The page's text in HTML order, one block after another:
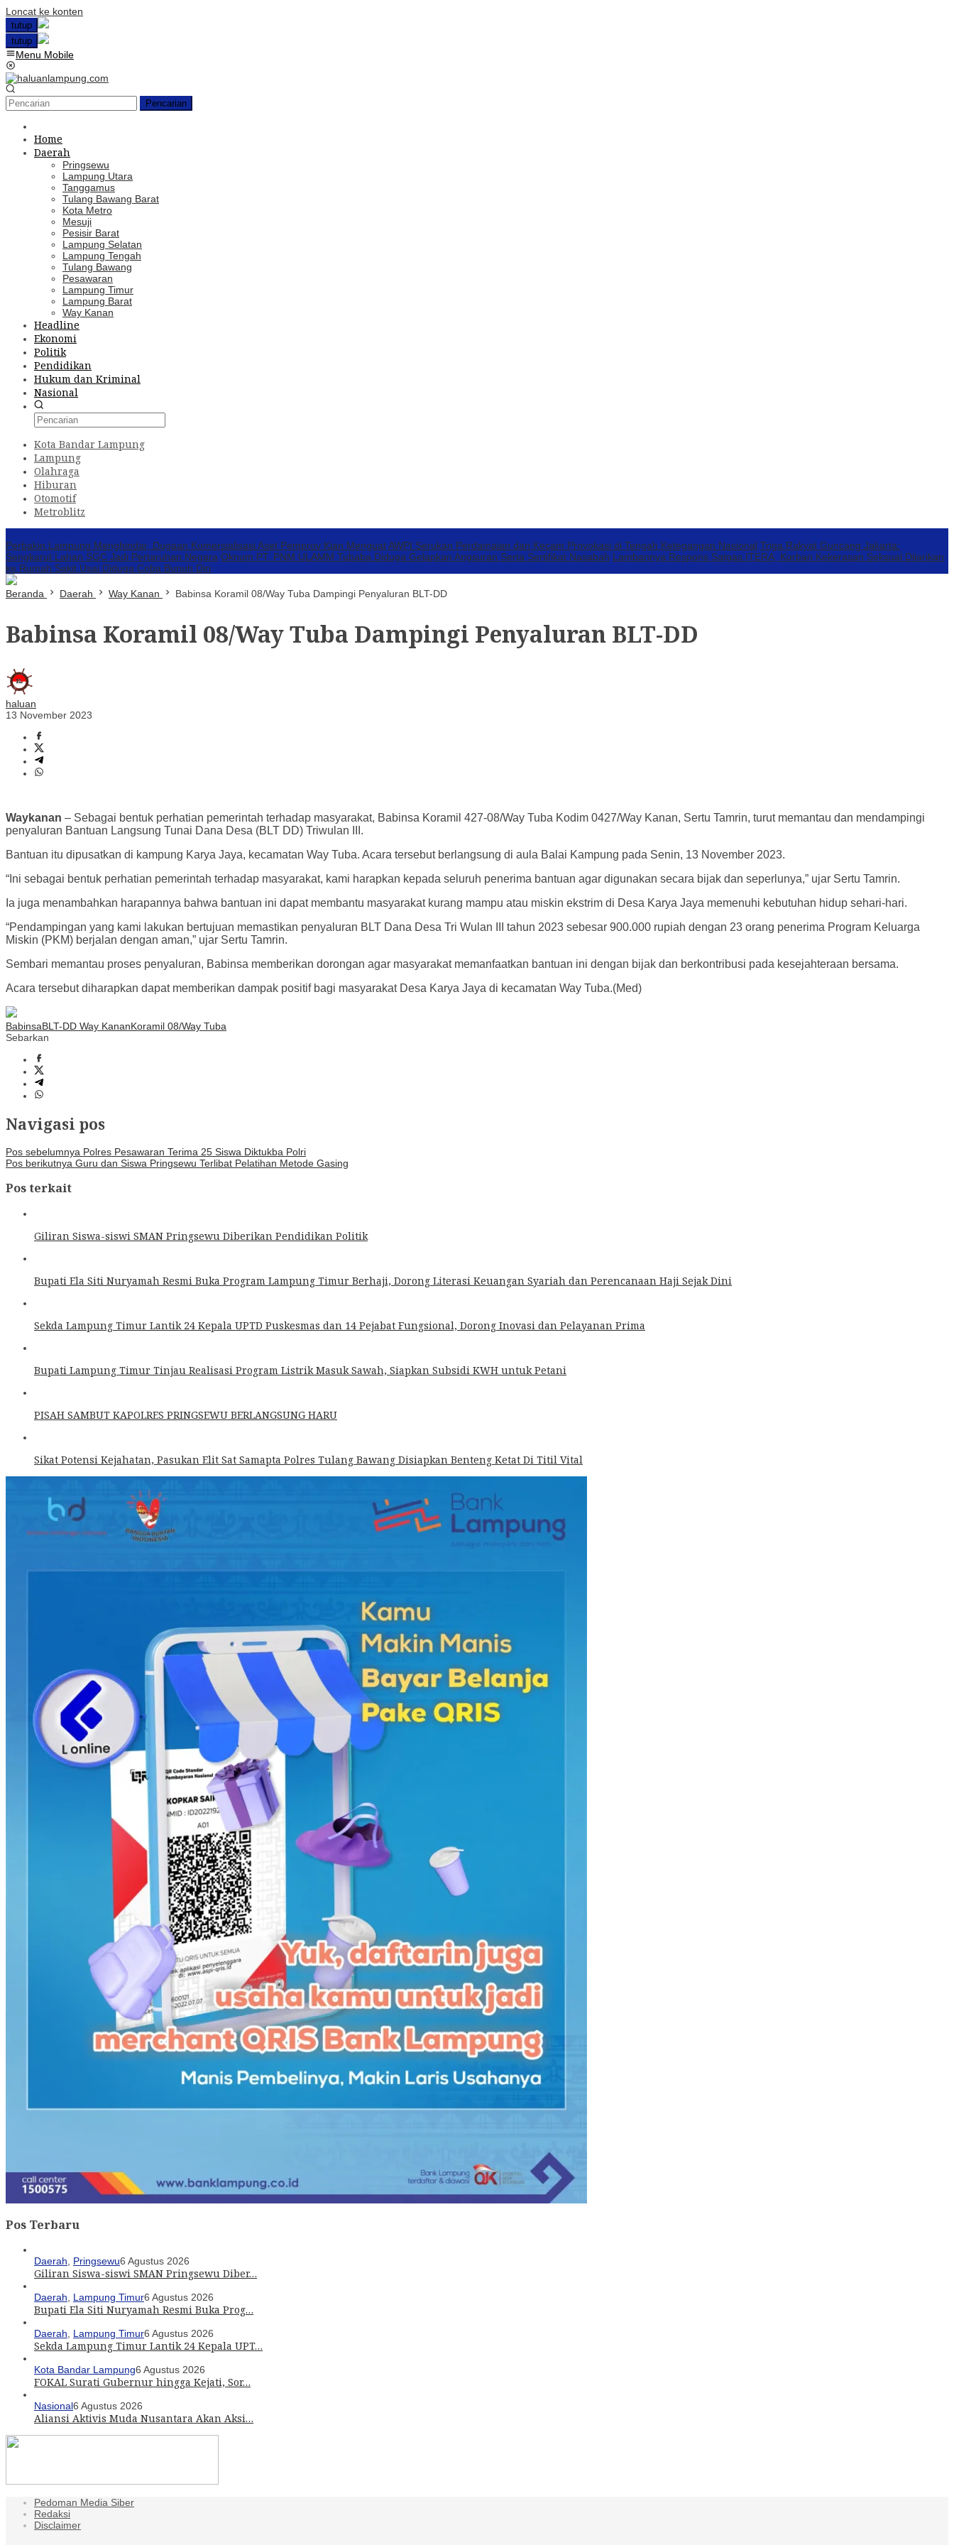
Loncat ke konten
tutup
tutup
Menu Mobile
Pencarian
Home
Daerah
Pringsewu
Lampung Utara
Tanggamus
Tulang Bawang Barat
Kota Metro
Mesuji
Pesisir Barat
Lampung Selatan
Lampung Tengah
Tulang Bawang
Pesawaran
Lampung Timur
Lampung Barat
Way Kanan
Headline
Ekonomi
Politik
Pendidikan
Hukum dan Kriminal
Nasional
Kota Bandar Lampung
Lampung
Olahraga
Hiburan
Otomotif
Metroblitz
Perbakin Lampung Menghindar, Dugaan Komersialisasi Aset Pemprov Kian MenguatAWPI Serukan Perdamaian dan Kecam Provokasi di Tengah Ketegangan Nasional Triga Rakyat Guncang Jakarta:
Sengkarut Lahan SGC Jadi Pertaruhan Negara Oknum PT. PNM ULAMM Tubaba Diduga Gelapkan Angsuran Serta Sertifikat Nasabah Lambannya Respons Satgas ITERA, Korban Kekerasan Seksual Dilarikan
ke Rumah Sakit Usai Diduga Coba Bunuh Diri
Beranda Daerah Way Kanan Babinsa Koramil 08/Way Tuba Dampingi Penyaluran BLT-DD
Babinsa Koramil 08/Way Tuba Dampingi Penyaluran BLT-DD
haluan
13 November 2023
Waykanan – Sebagai bentuk perhatian pemerintah terhadap masyarakat, Babinsa Koramil 427-08/Way Tuba Kodim 0427/Way Kanan, Sertu Tamrin, turut memantau dan mendampingi
penyaluran Bantuan Langsung Tunai Dana Desa (BLT DD) Triwulan III.
Bantuan itu dipusatkan di kampung Karya Jaya, kecamatan Way Tuba. Acara tersebut berlangsung di aula Balai Kampung pada Senin, 13 November 2023.
“Ini sebagai bentuk perhatian pemerintah terhadap masyarakat, kami harapkan kepada seluruh penerima bantuan agar digunakan secara bijak dan seperlunya,” ujar Sertu Tamrin.
Ia juga menambahkan harapannya bahwa bantuan ini dapat membantu masyarakat kurang mampu atau miskin ekstrim di Desa Karya Jaya memenuhi kebutuhan hidup sehari-hari.
“Pendampingan yang kami lakukan bertujuan memastikan penyaluran BLT Dana Desa Tri Wulan III tahun 2023 sebesar 900.000 rupiah dengan 23 orang penerima Program Keluarga
Miskin (PKM) berjalan dengan aman,” ujar Sertu Tamrin.
Sembari memantau proses penyaluran, Babinsa memberikan dorongan agar masyarakat memanfaatkan bantuan ini dengan bijak dan berkontribusi pada kesejahteraan bersama.
Acara tersebut diharapkan dapat memberikan dampak positif bagi masyarakat Desa Karya Jaya di kecamatan Way Tuba.(Med)
BabinsaBLT-DD Way KananKoramil 08/Way Tuba
Sebarkan
Navigasi pos
Pos sebelumnya Polres Pesawaran Terima 25 Siswa Diktukba Polri
Pos berikutnya Guru dan Siswa Pringsewu Terlibat Pelatihan Metode Gasing
Pos terkait
Giliran Siswa-siswi SMAN Pringsewu Diberikan Pendidikan Politik
Bupati Ela Siti Nuryamah Resmi Buka Program Lampung Timur Berhaji, Dorong Literasi Keuangan Syariah dan Perencanaan Haji Sejak Dini
Sekda Lampung Timur Lantik 24 Kepala UPTD Puskesmas dan 14 Pejabat Fungsional, Dorong Inovasi dan Pelayanan Prima
Bupati Lampung Timur Tinjau Realisasi Program Listrik Masuk Sawah, Siapkan Subsidi KWH untuk Petani
PISAH SAMBUT KAPOLRES PRINGSEWU BERLANGSUNG HARU
Sikat Potensi Kejahatan, Pasukan Elit Sat Samapta Polres Tulang Bawang Disiapkan Benteng Ketat Di Titil Vital
Pos Terbaru
Daerah, Pringsewu6 Agustus 2026
Giliran Siswa-siswi SMAN Pringsewu Diber…
Daerah, Lampung Timur6 Agustus 2026
Bupati Ela Siti Nuryamah Resmi Buka Prog…
Daerah, Lampung Timur6 Agustus 2026
Sekda Lampung Timur Lantik 24 Kepala UPT…
Kota Bandar Lampung6 Agustus 2026
FOKAL Surati Gubernur hingga Kejati, Sor…
Nasional6 Agustus 2026
Aliansi Aktivis Muda Nusantara Akan Aksi…
Pedoman Media Siber
Redaksi
Disclaimer